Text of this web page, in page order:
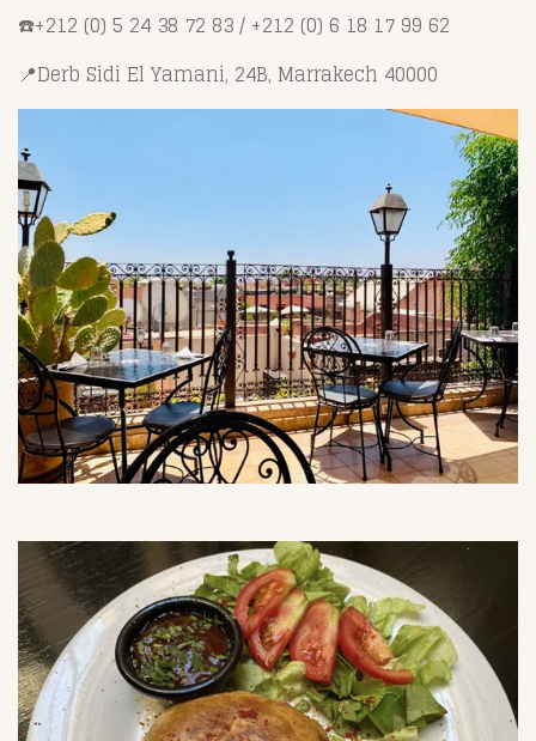
☎️+212 (0) 5 24 38 72 83 / +212 (0) 6 18 17 99 62
📍Derb Sidi El Yamani, 24B, Marrakech 40000